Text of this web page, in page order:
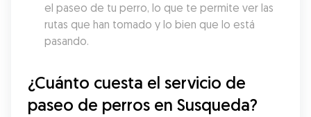
el paseo de tu perro, lo que te permite ver las
rutas que han tomado y lo bien que lo está
pasando.
¿Cuánto cuesta el servicio de
paseo de perros en Susqueda?